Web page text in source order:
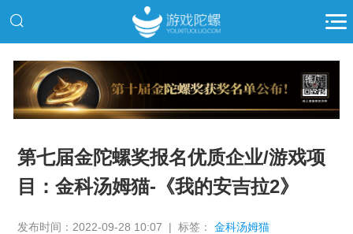
推广
第七届金陀螺奖报名优质企业/游戏项
目：金科汤姆猫-《我的安吉拉2》
发布时间：2022-09-28 10:07 | 标签：金科汤姆猫